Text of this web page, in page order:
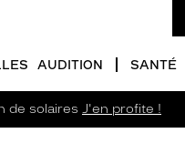
AUDITION SANTÉ
de solaires J'en profite !